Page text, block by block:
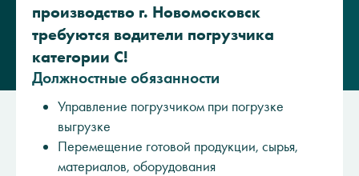
производство г. Новомосковск
требуются водители погрузчика
категории С!
Должностные обязанности
Управление погрузчиком при погрузке
выгрузке
Перемещение готовой продукции, сырья,
материалов, оборудования